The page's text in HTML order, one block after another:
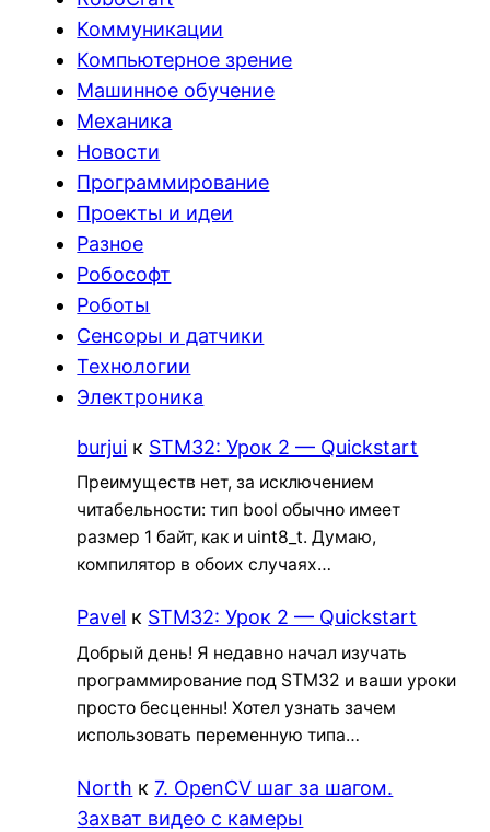
Коммуникации
Компьютерное зрение
Машинное обучение
Механика
Новости
Программирование
Проекты и идеи
Разное
Робософт
Роботы
Сенсоры и датчики
Технологии
Электроника
burjui к STM32: Урок 2 — Quickstart
Преимуществ нет, за исключением
читабельности: тип bool обычно имеет
размер 1 байт, как и uint8_t. Думаю,
компилятор в обоих случаях…
Pavel к STM32: Урок 2 — Quickstart
Добрый день! Я недавно начал изучать
программирование под STM32 и ваши уроки
просто бесценны! Хотел узнать зачем
использовать переменную типа…
North к7. OpenCV шаг за шагом.
Захват видео с камеры